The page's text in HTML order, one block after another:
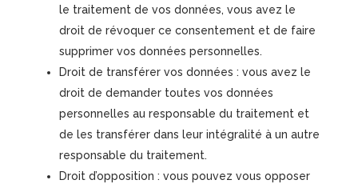
le traitement de vos données, vous avez le
droit de révoquer ce consentement et de faire
supprimer vos données personnelles.
Droit de transférer vos données : vous avez le
droit de demander toutes vos données
personnelles au responsable du traitement et
de les transférer dans leur intégralité à un autre
responsable du traitement.
Droit d’opposition : vous pouvez vous opposer